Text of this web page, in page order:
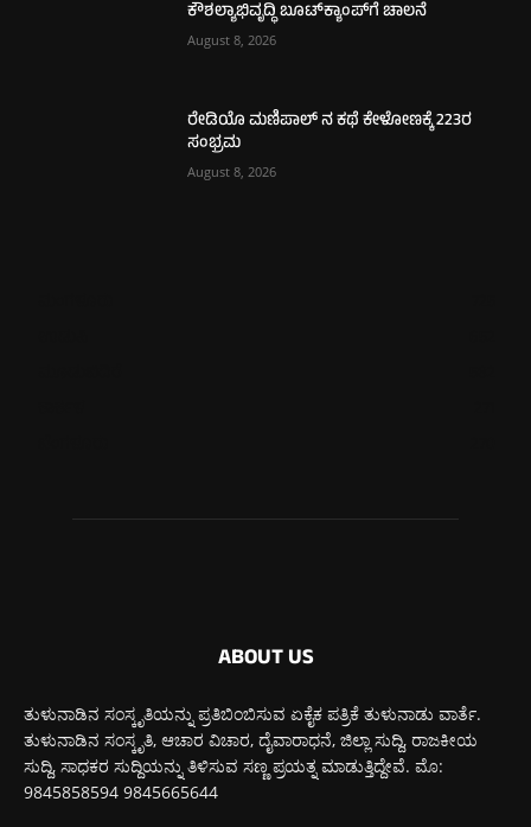
ಕೌಶಲ್ಯಾಭಿವೃದ್ಧಿ ಬೂಟ್‌ಕ್ಯಾಂಪ್‌ಗೆ ಚಾಲನೆ
August 8, 2026
ರೇಡಿಯೊ ಮಣಿಪಾಲ್ ನ ಕಥೆ ಕೇಳೋಣಕ್ಕೆ 223ರ
ಸಂಭ್ರಮ
August 8, 2026
ABOUT US
ತುಳುನಾಡಿನ ಸಂಸ್ಕೃತಿಯನ್ನು ಪ್ರತಿಬಿಂಬಿಸುವ ಏಕೈಕ ಪತ್ರಿಕೆ ತುಳುನಾಡು ವಾರ್ತೆ.
ತುಳುನಾಡಿನ ಸಂಸ್ಕೃತಿ, ಆಚಾರ ವಿಚಾರ, ದೈವಾರಾಧನೆ, ಜಿಲ್ಲಾ ಸುದ್ದಿ, ರಾಜಕೀಯ
ಸುದ್ದಿ, ಸಾಧಕರ ಸುದ್ದಿಯನ್ನು ತಿಳಿಸುವ ಸಣ್ಣ ಪ್ರಯತ್ನ ಮಾಡುತ್ತಿದ್ದೇವೆ. ಮೊ:
9845858594 9845665644